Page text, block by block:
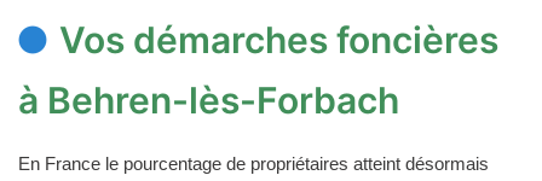
Vos démarches foncières
à Behren-lès-Forbach
En France le pourcentage de propriétaires atteint désormais